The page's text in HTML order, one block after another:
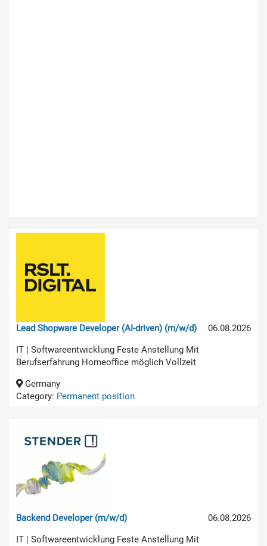
06.08.2026
Lead Shopware Developer (AI-driven) (m/w/d)
IT | Softwareentwicklung Feste Anstellung Mit
Berufserfahrung Homeoffice möglich Vollzeit
Germany
Category: Permanent position
06.08.2026
Backend Developer (m/w/d)
IT | Softwareentwicklung Feste Anstellung Mit